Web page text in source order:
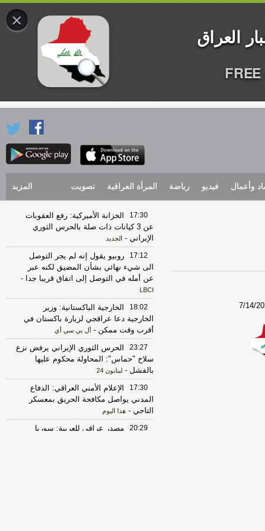
وأعمال فيديو رياضة المرأة العراقية تصويت المزيد
7/14/
17:30
الخزانة الأميركية: رفع العقوبات
عن 3 كيانات ذات صلة بالحرس الثوري
الإيراني - الجديد
17:12
روبيو يقول إنه لم يجر التوصل
الى شيء نهائي بشأن المضيق لكنه عبر
عن أمله في التوصل إلى اتفاق قريبا جدا -
LBCI
18:02
الخارجية الباكستانية: وزير
الخارجية دعا عراقجي لزيارة باكستان في
أقرب وقت ممكن - أل بي سي أي
23:27
الحرس الثوري الإيراني يرفض نزع
سلاح "حماس": المحاولة محكوم عليها
بالفشل - لبنانون 24
17:30
‏الإعلام الأمني العراقي: الدفاع
المدني يواصل مكافحة الحريق بمعسكر
التاجي - هذا اليوم
20:29
‏مصدر عراقي للعربية: سوريا
×